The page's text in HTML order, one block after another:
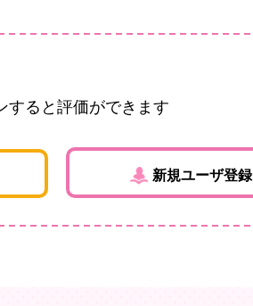
すると評価ができます
新規ユーザ登録